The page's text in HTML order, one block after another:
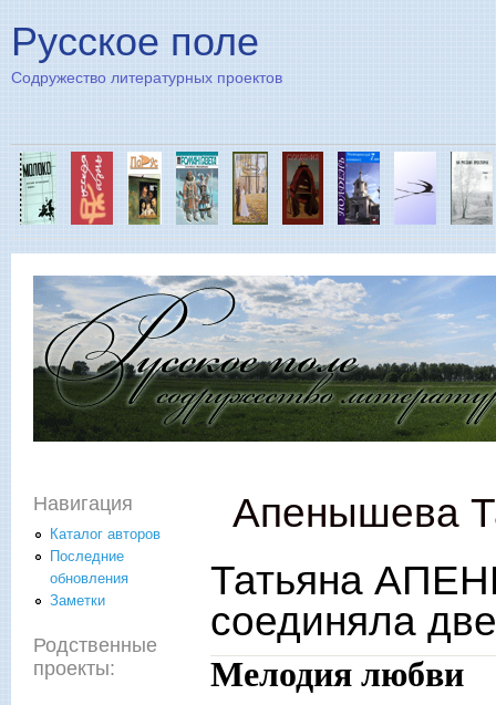
Русское поле
Содружество литературных проектов
Апенышева
Татьяна
соединяла
Мелодия любви
Навигация
Каталог авторов
Последние
обновления
Заметки
Родственные
проекты: